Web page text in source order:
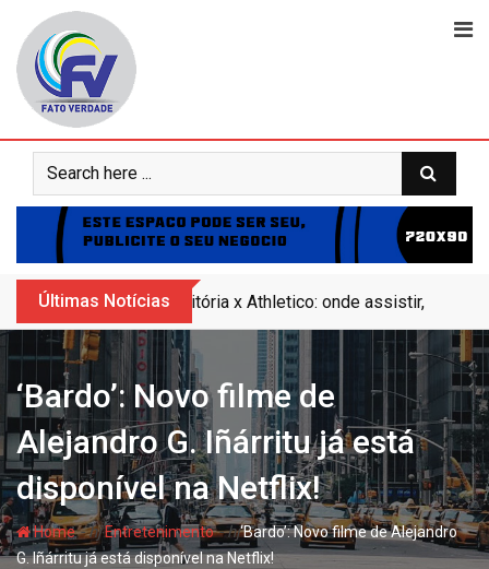
content
Últimas Notícias Vitória x Athletico: onde assistir,
‘Bardo’: Novo filme de
Alejandro G. Iñárritu já está
disponível na Netflix!
Home- hjEntretenimento- hj‘Bardo’: Novo filme de Alejandro
G. Iñárritu já está disponível na Netflix!